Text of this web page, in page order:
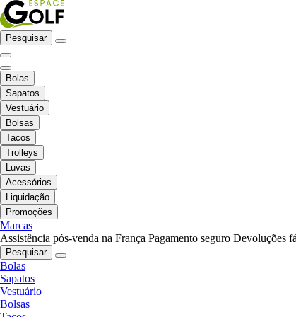
Pesquisar
Bolas
Sapatos
Vestuário
Bolsas
Tacos
Trolleys
Luvas
Acessórios
Liquidação
Promoções
Marcas
Assistência pós-venda na França Pagamento seguro Devoluções
Pesquisar
Bolas
Sapatos
Vestuário
Bolsas